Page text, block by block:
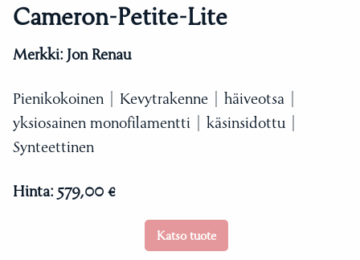
Cameron-Petite-Lite
Merkki: Jon Renau
Pienikokoinen | Kevytrakenne | häiveotsa |
yksiosainen monofilamentti | käsinsidottu |
Synteettinen
Hinta: 579,00 €
Katso tuote